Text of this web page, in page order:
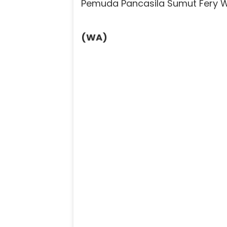
Pemuda Pancasila Sumut Fery
(WA)